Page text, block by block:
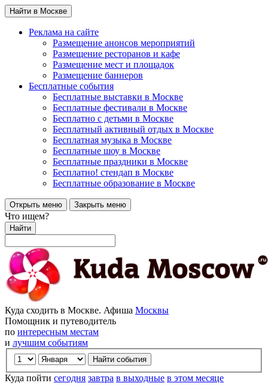
Найти в Москве
Реклама на сайте
Размещение анонсов мероприятий
Размещение ресторанов и кафе
Размещение мест и площадок
Размещение баннеров
Бесплатные события
Бесплатные выставки в Москве
Бесплатные фестивали в Москве
Бесплатно с детьми в Москве
Бесплатный активный отдых в Москве
Бесплатная музыка в Москве
Бесплатные шоу в Москве
Бесплатные праздники в Москве
Бесплатно! стендап в Москве
Бесплатные образование в Москве
Открыть меню Закрыть меню
Что ищем?
Найти
Куда сходить в Москве. Афиша Москвы
Помощник и путеводитель
по интересным местам
и лучшим событиям
Куда пойти сегодня завтра в выходные в этом месяце